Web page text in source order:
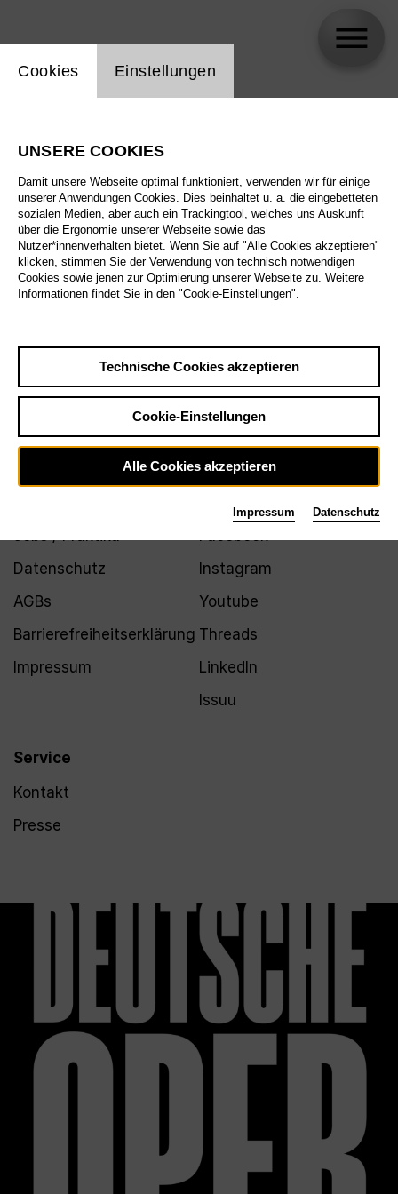
Biographie
Spielplan
Jobs / Praktika
Datenschutz
AGBs
Barrierefreiheitserklärung
Impressum
Service
Kontakt
Presse
Facebook
Instagram
Youtube
Threads
LinkedIn
Issuu
Einstellung Website Cookie
Cookies Einstellungen
UNSERE COOKIES
Damit unsere Webseite optimal funktioniert, verwenden wir für einige
unserer Anwendungen Cookies. Dies beinhaltet u. a. die eingebetteten
sozialen Medien, aber auch ein Trackingtool, welches uns Auskunft
über die Ergonomie unserer Webseite sowie das
Nutzer*innenverhalten bietet. Wenn Sie auf "Alle Cookies akzeptieren"
klicken, stimmen Sie der Verwendung von technisch notwendigen
Cookies sowie jenen zur Optimierung unserer Webseite zu. Weitere
Informationen findet Sie in den "Cookie-Einstellungen".
Technische Cookies akzeptieren
Cookie-Einstellungen
Alle Cookies akzeptieren
Impressum Datenschutz